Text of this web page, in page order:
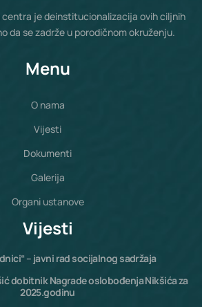
centra je deinstitucionalizacija ovih ciljnih
da se zadrže u porodičnom okruženju.
Menu
O nama
Vijesti
Dokumenti
Galerija
Organi ustanove
Vijesti
– javni rad socijalnog sadržaja
dobitnik Nagrade oslobođenja Nikšića za
2025.godinu